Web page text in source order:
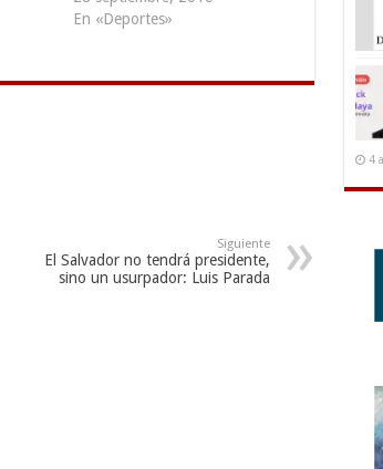
En «Deportes»
Siguiente
El Salvador no tendrá presidente,
sino un usurpador: Luis Parada
4